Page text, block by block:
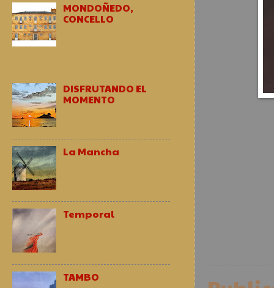
MONDOÑEDO,
CONCELLO
DISFRUTANDO EL
MOMENTO
La Mancha
Temporal
TAMBO